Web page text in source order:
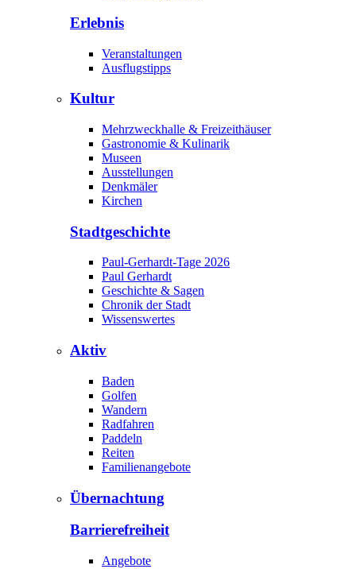
Erlebnis
Veranstaltungen
Ausflugstipps
Kultur
Mehrzweckhalle & Freizeithäuser
Gastronomie & Kulinarik
Museen
Ausstellungen
Denkmäler
Kirchen
Stadtgeschichte
Paul-Gerhardt-Tage 2026
Paul Gerhardt
Geschichte & Sagen
Chronik der Stadt
Wissenswertes
Aktiv
Baden
Golfen
Wandern
Radfahren
Paddeln
Reiten
Familienangebote
Übernachtung
Barrierefreiheit
Angebote